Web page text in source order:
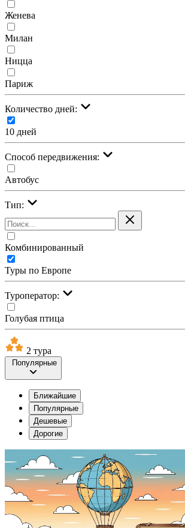
Женева
Милан
Ницца
Париж
Количество дней:
10 дней
Cпособ передвижения:
Автобус
Тип:
Комбинированный
Туры по Европе
Туроператор:
Голубая птица
2 тура
Популярные
Ближайшие
Популярные
Дешевые
Дорогие